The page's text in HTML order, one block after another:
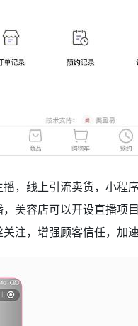
，线上引流卖货，小程
美容店可以开设直播项
注，增强顾客信任，加速